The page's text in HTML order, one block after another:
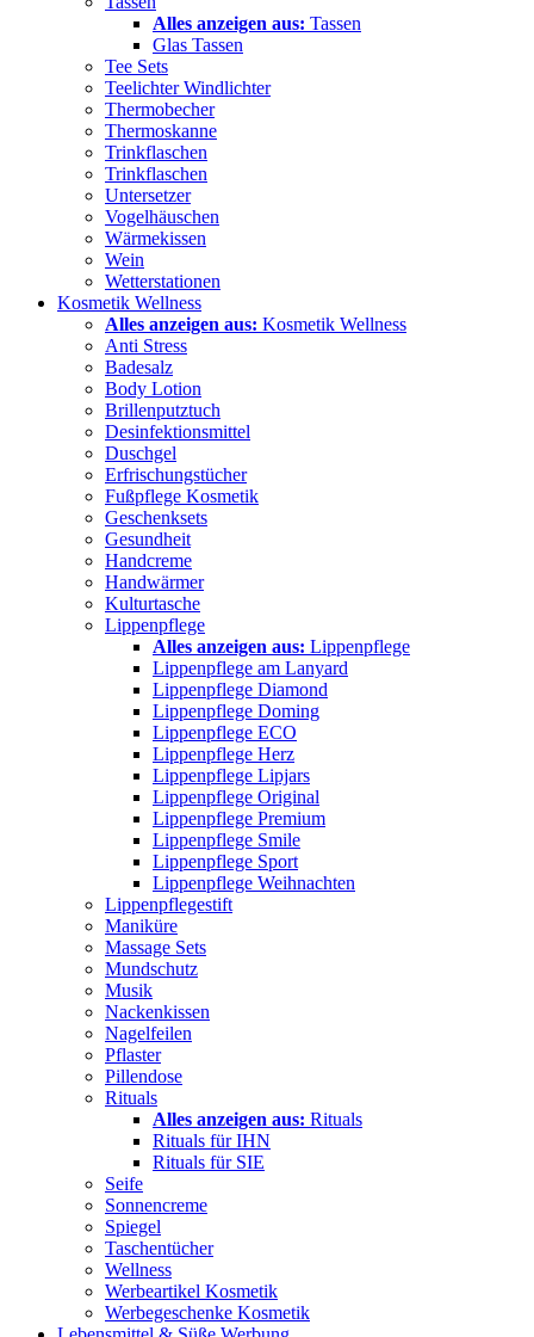
Alles anzeigen aus: Tassen
Glas Tassen
Tee Sets
Teelichter Windlichter
Thermobecher
Thermoskanne
Trinkflaschen
Trinkflaschen
Untersetzer
Vogelhäuschen
Wärmekissen
Wein
Wetterstationen
Kosmetik Wellness
Alles anzeigen aus: Kosmetik Wellness
Anti Stress
Badesalz
Body Lotion
Brillenputztuch
Desinfektionsmittel
Duschgel
Erfrischungstücher
Fußpflege Kosmetik
Geschenksets
Gesundheit
Handcreme
Handwärmer
Kulturtasche
Lippenpflege
Alles anzeigen aus: Lippenpflege
Lippenpflege am Lanyard
Lippenpflege Diamond
Lippenpflege Doming
Lippenpflege ECO
Lippenpflege Herz
Lippenpflege Lipjars
Lippenpflege Original
Lippenpflege Premium
Lippenpflege Smile
Lippenpflege Sport
Lippenpflege Weihnachten
Lippenpflegestift
Maniküre
Massage Sets
Mundschutz
Musik
Nackenkissen
Nagelfeilen
Pflaster
Pillendose
Rituals
Alles anzeigen aus: Rituals
Rituals für IHN
Rituals für SIE
Seife
Sonnencreme
Spiegel
Taschentücher
Wellness
Werbeartikel Kosmetik
Werbegeschenke Kosmetik